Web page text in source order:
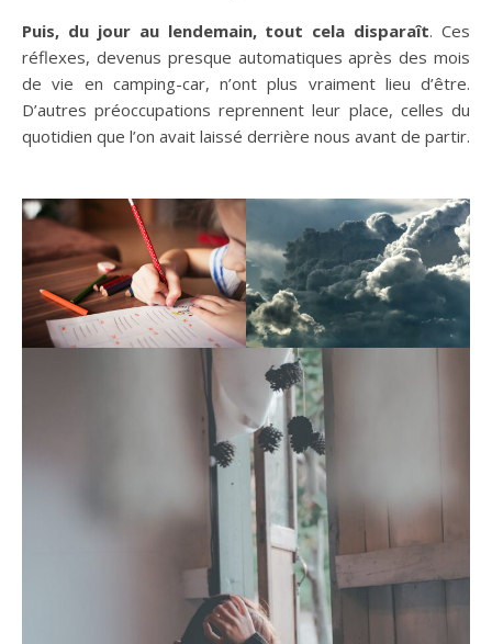
Puis, du jour au lendemain, tout cela disparaît. Ces
réflexes, devenus presque automatiques après des mois
de vie en camping-car, n’ont plus vraiment lieu d’être.
D’autres préoccupations reprennent leur place, celles du
quotidien que l’on avait laissé derrière nous avant de partir.